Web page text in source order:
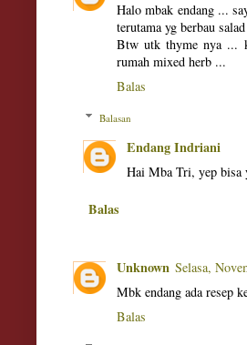
Halo mbak endang ...
terutama yg berbau
Btw utk thyme nya ...
rumah mixed herb ...
Balas
Balasan
Endang Indriani
Hai Mba Tri, yep bisa
Balas
Unknown Selasa,
Mbk endang ada resep
Balas